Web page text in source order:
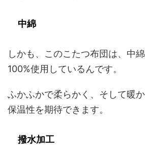
中綿
しかも、このこたつ布団は、中
100%使用しているんです。
ふかふかで柔らかく、そして暖
保温性を期待できます。
撥水加工